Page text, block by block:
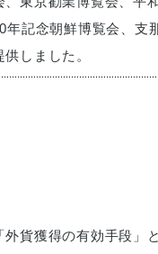
記念朝鮮博覧会、支
しました。
貨獲得の有効手段」